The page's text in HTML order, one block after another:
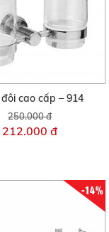
cao cấp – 914
250.000 đ
212.000 đ
-14%